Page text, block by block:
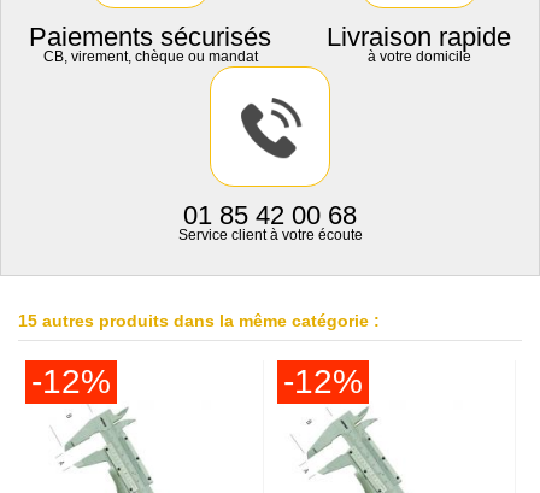
Paiements sécurisés
CB, virement, chèque ou mandat
Livraison rapide
à votre domicile
01 85 42 00 68
Service client à votre écoute
15 autres produits dans la même catégorie :
-12% -12%